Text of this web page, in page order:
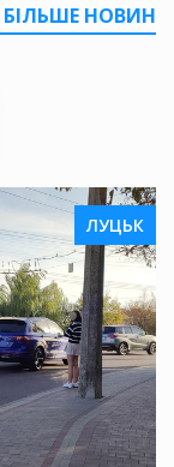
БІЛЬШЕ НОВИН
ЛУЦЬК